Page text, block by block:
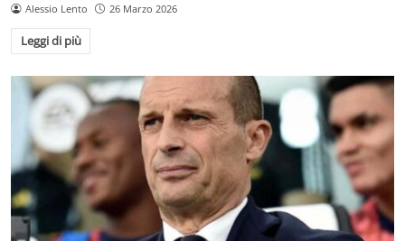
Alessio Lento 26 Marzo 2026
Leggi di più